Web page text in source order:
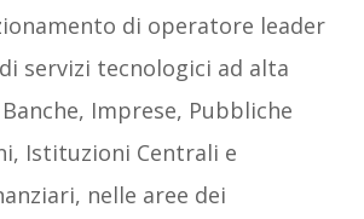
di operatore leader
servizi tecnologici ad alta
Imprese, Pubbliche
Istituzioni Centrali e
nelle aree dei